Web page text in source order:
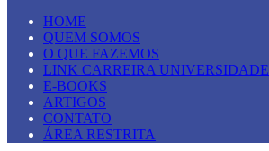
HOME
QUEM SOMOS
O QUE FAZEMOS
LINK CARREIRA UNIVERSIDADE
E-BOOKS
ARTIGOS
CONTATO
ÁREA RESTRITA